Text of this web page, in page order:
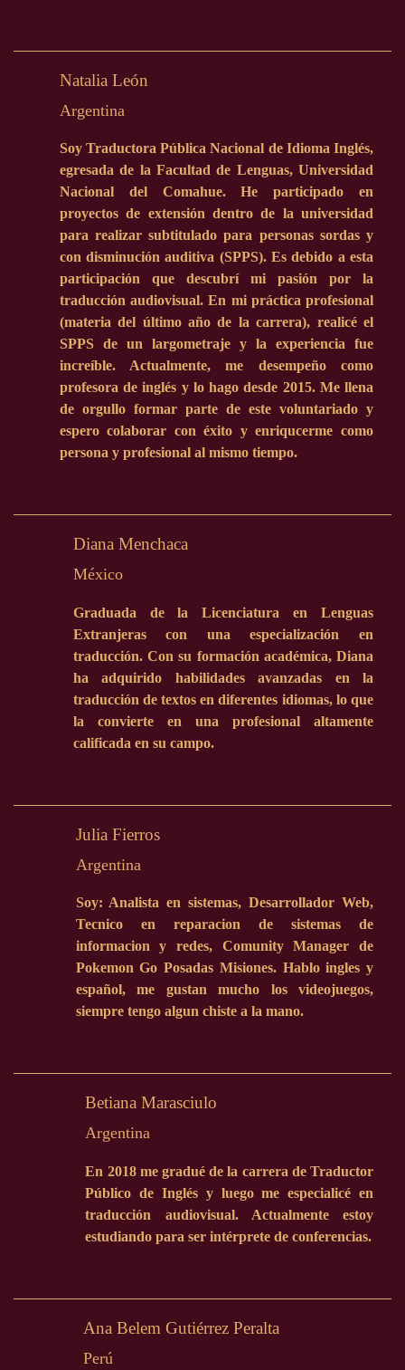
Natalia León
Argentina
Soy Traductora Pública Nacional de Idioma Inglés,
egresada de la Facultad de Lenguas, Universidad
Nacional del Comahue. He participado en
proyectos de extensión dentro de la universidad
para realizar subtitulado para personas sordas y
con disminución auditiva (SPPS). Es debido a esta
participación que descubrí mi pasión por la
traducción audiovisual. En mi práctica profesional
(materia del último año de la carrera), realicé el
SPPS de un largometraje y la experiencia fue
increíble. Actualmente, me desempeño como
profesora de inglés y lo hago desde 2015. Me llena
de orgullo formar parte de este voluntariado y
espero colaborar con éxito y enriqucerme como
persona y profesional al mismo tiempo.
Diana Menchaca
México
Graduada de la Licenciatura en Lenguas
Extranjeras con una especialización en
traducción. Con su formación académica, Diana
ha adquirido habilidades avanzadas en la
traducción de textos en diferentes idiomas, lo que
la convierte en una profesional altamente
calificada en su campo.
Julia Fierros
Argentina
Soy: Analista en sistemas, Desarrollador Web,
Tecnico en reparacion de sistemas de
informacion y redes, Comunity Manager de
Pokemon Go Posadas Misiones. Hablo ingles y
español, me gustan mucho los videojuegos,
siempre tengo algun chiste a la mano.
Betiana Marasciulo
Argentina
En 2018 me gradué de la carrera de Traductor
Público de Inglés y luego me especialicé en
traducción audiovisual. Actualmente estoy
estudiando para ser intérprete de conferencias.
Ana Belem Gutiérrez Peralta
Perú